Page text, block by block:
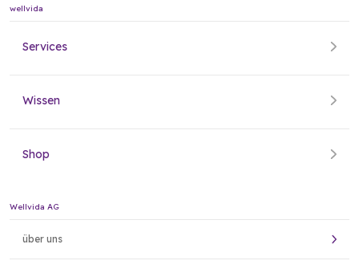
wellvida
Services
Wissen
Shop
Wellvida AG
über uns